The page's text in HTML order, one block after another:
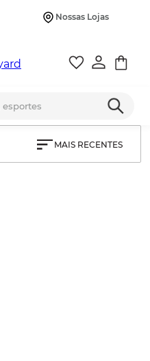
Nossas Lojas
MAIS RECENTES